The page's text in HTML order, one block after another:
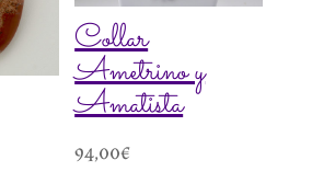
Collar
Ametrino y
Amatista
94,00€